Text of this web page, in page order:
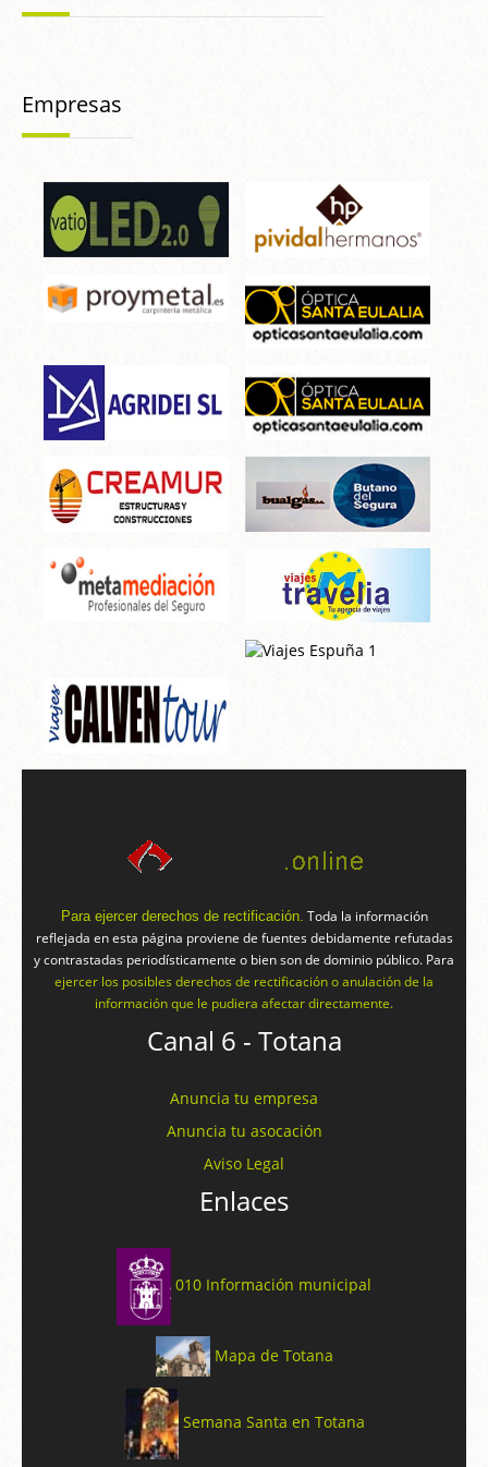
Empresas
Para ejercer derechos de rectificación. Toda la información
reflejada en esta página proviene de fuentes debidamente refutadas
y contrastadas periodísticamente o bien son de dominio público. Para
ejercer los posibles derechos de rectificación o anulación de la
información que le pudiera afectar directamente.
Canal 6 - Totana
Anuncia tu empresa
Anuncia tu asocación
Aviso Legal
Enlaces
010 Información municipal
Mapa de Totana
Semana Santa en Totana